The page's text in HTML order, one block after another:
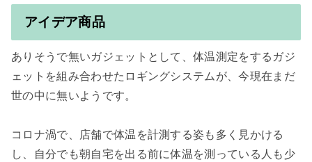
アイデア商品
ありそうで無いガジェットとして、体温測定をするガジ
ェットを組み合わせたロギングシステムが、今現在まだ
世の中に無いようです。
コロナ渦で、店舗で体温を計測する姿も多く見かける
し、自分でも朝自宅を出る前に体温を測っている人も少